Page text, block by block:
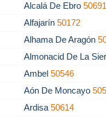
Alcalá De Ebro50691
Alfajarín50172
Alhama De Aragón
Almonacid De La
Ambel50546
Aón De Moncayo
Ardisa50614